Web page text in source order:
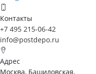
Контакты
+7 495 215-06-42
info@postdepo.ru
Адрес
Москва, Башиловская,